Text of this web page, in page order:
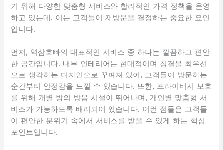
기 위해 다양한 맞춤형 서비스와 합리적인 가격 정책을 운영
하고 있는데, 이는 고객들이 재방문을 결정하는 중요한 요인
입니다.
먼저, 역삼호빠의 대표적인 서비스 중 하나는 깔끔하고 편안
한 공간입니다. 내부 인테리어는 현대적이며 청결을 최우선
으로 생각하는 디자인으로 꾸며져 있어, 고객들이 방문하는
순간부터 안정감을 느낄 수 있습니다. 또한, 프라이버시 보호
를 위해 개별 방의 방음 시설이 뛰어나며, 개인별 맞춤형 서
비스가 가능하도록 배려되어 있습니다. 이런 점들은 고객들
이 편안한 분위기 속에서 서비스를 받을 수 있게 하는 핵심
포인트입니다.